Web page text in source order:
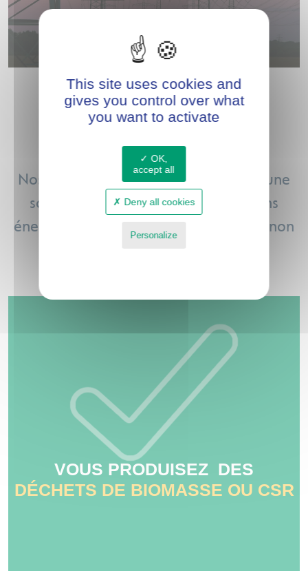
COMBUSTIBLES
DES CENTRALES
Nos centrales biomasses présentent une
solution pour répondre à vos besoins
énergétiques, que vous produisiez ou non
VOUS PRODUISEZ DES
DÉCHETS DE BIOMASSE OU CSR
This site uses cookies and
gives you control over what
you want to activate
OK,
accept all
Deny all cookies
Personalize